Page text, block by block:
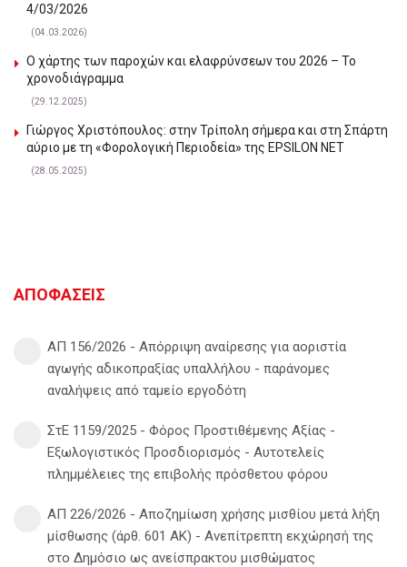
4/03/2026
(04.03.2026)
Ο χάρτης των παροχών και ελαφρύνσεων του 2026 – Το
χρονοδιάγραμμα
(29.12.2025)
Γιώργος Χριστόπουλος: στην Τρίπολη σήμερα και στη Σπάρτη
αύριο με τη «Φορολογική Περιοδεία» της EPSILON NET
(28.05.2025)
ΑΠΟΦΑΣΕΙΣ
ΑΠ 156/2026 - Απόρριψη αναίρεσης για αοριστία
αγωγής αδικοπραξίας υπαλλήλου - παράνομες
αναλήψεις από ταμείο εργοδότη
ΣτΕ 1159/2025 - Φόρος Προστιθέμενης Αξίας -
Εξωλογιστικός Προσδιορισμός - Αυτοτελείς
πλημμέλειες της επιβολής πρόσθετου φόρου
ΑΠ 226/2026 - Αποζημίωση χρήσης μισθίου μετά λήξη
μίσθωσης (άρθ. 601 ΑΚ) - Ανεπίτρεπτη εκχώρησή της
στο Δημόσιο ως ανείσπρακτου μισθώματος